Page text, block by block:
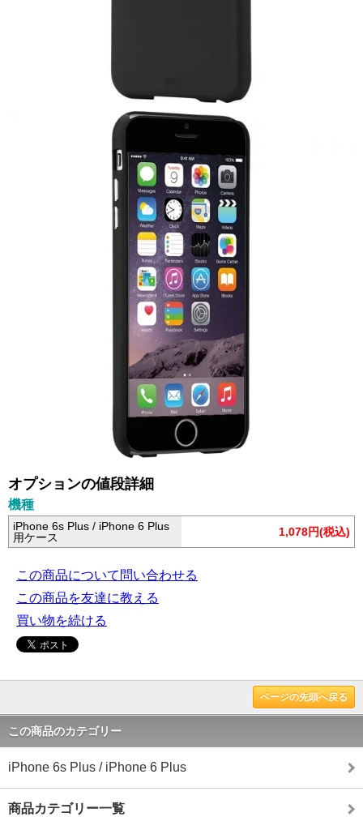
オプションの値段詳細
機種
iPhone 6s Plus / iPhone 6 Plus
用ケース
1,078円(税込)
この商品について問い合わせる
この商品を友達に教える
買い物を続ける
ページの先頭へ戻る
この商品のカテゴリー
iPhone 6s Plus / iPhone 6 Plus
商品カテゴリー一覧